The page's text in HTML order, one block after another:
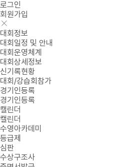
로그인
회원가입
대회정보
대회일정 및 안내
대회운영체계
대회상세정보
신기록현황
대회/강습회참가
경기인등록
경기인등록
캘린더
캘린더
수영아카데미
등급제
심판
수상구조사